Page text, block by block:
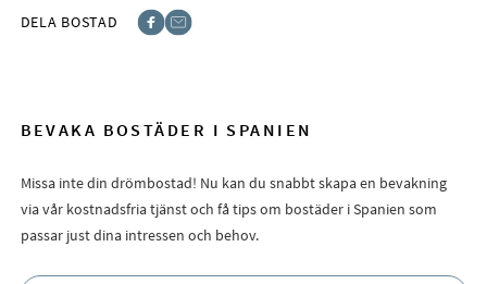
DELA BOSTAD
BEVAKA BOSTÄDER I SPANIEN
Missa inte din drömbostad! Nu kan du snabbt skapa en bevakning
via vår kostnadsfria tjänst och få tips om bostäder i Spanien som
passar just dina intressen och behov.